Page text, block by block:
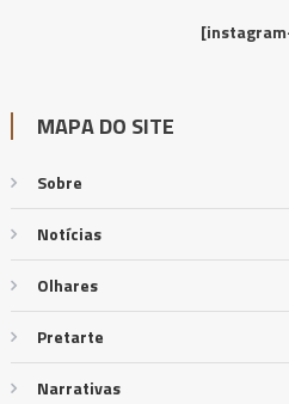
MAPA DO SITE
Sobre
Notícias
Olhares
Pretarte
Narrativas